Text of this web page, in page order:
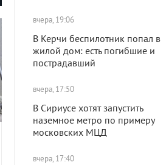
вчера, 19:06
В Керчи беспилотник попал в
жилой дом: есть погибшие и
пострадавший
вчера, 17:50
В Сириусе хотят запустить
наземное метро по примеру
московских МЦД
вчера, 17:40